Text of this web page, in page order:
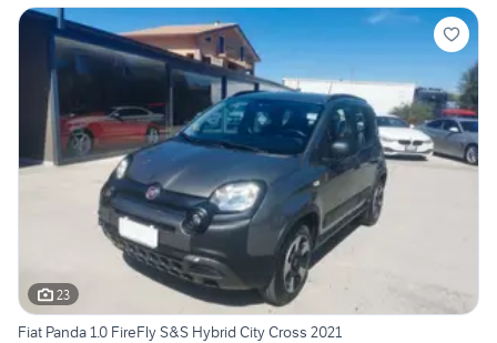
23
Fiat Panda 1.0 FireFly S&S Hybrid City Cross 2021